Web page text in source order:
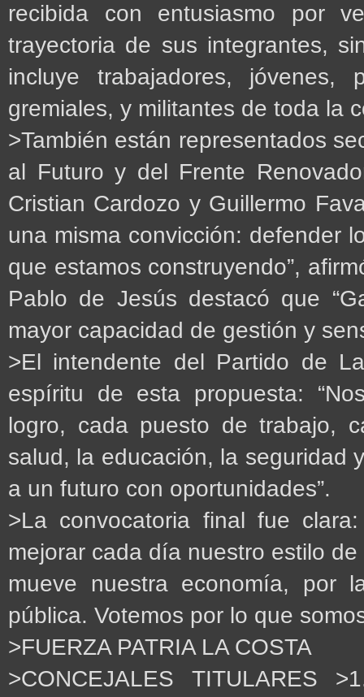
recibida con entusiasmo por
trayectoria de sus integrantes,
incluye trabajadores, jóvenes,
gremiales, y militantes de toda la
>También están representados
al Futuro y del Frente
Cristian Cardozo y Guillermo
una misma convicción: defender
que estamos construyendo”,
Pablo de Jesús destacó que
mayor capacidad de gestión y
>El intendente del Partido de
espíritu de esta propuesta:
logro, cada puesto de trabajo,
salud, la educación, la seguridad
a un futuro con oportunidades”.
>La convocatoria final fue
mejorar cada día nuestro estilo
mueve nuestra economía, por
pública. Votemos por lo que
>FUERZA PATRIA LA COSTA
>CONCEJALES TITULARES